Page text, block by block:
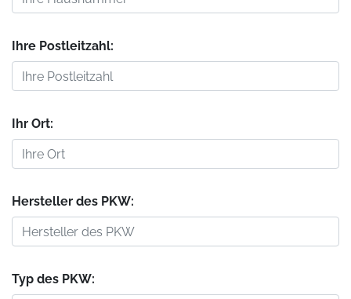
Ihre Postleitzahl:
Ihr Ort:
Hersteller des PKW:
Typ des PKW: